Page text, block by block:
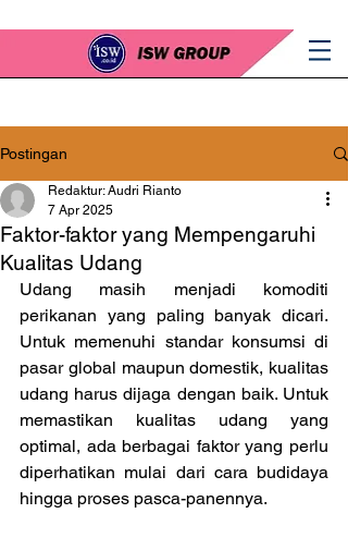
Postingan
Faktor-faktor yang Mempengaruhi
Kualitas Udang
Redaktur: Audri Rianto
7 Apr 2025
Udang masih menjadi komoditi
perikanan yang paling banyak dicari.
Untuk memenuhi standar konsumsi di
pasar global maupun domestik, kualitas
udang harus dijaga dengan baik. Untuk
memastikan kualitas udang yang
optimal, ada berbagai faktor yang perlu
diperhatikan mulai dari cara budidaya
hingga proses pasca-panennya.